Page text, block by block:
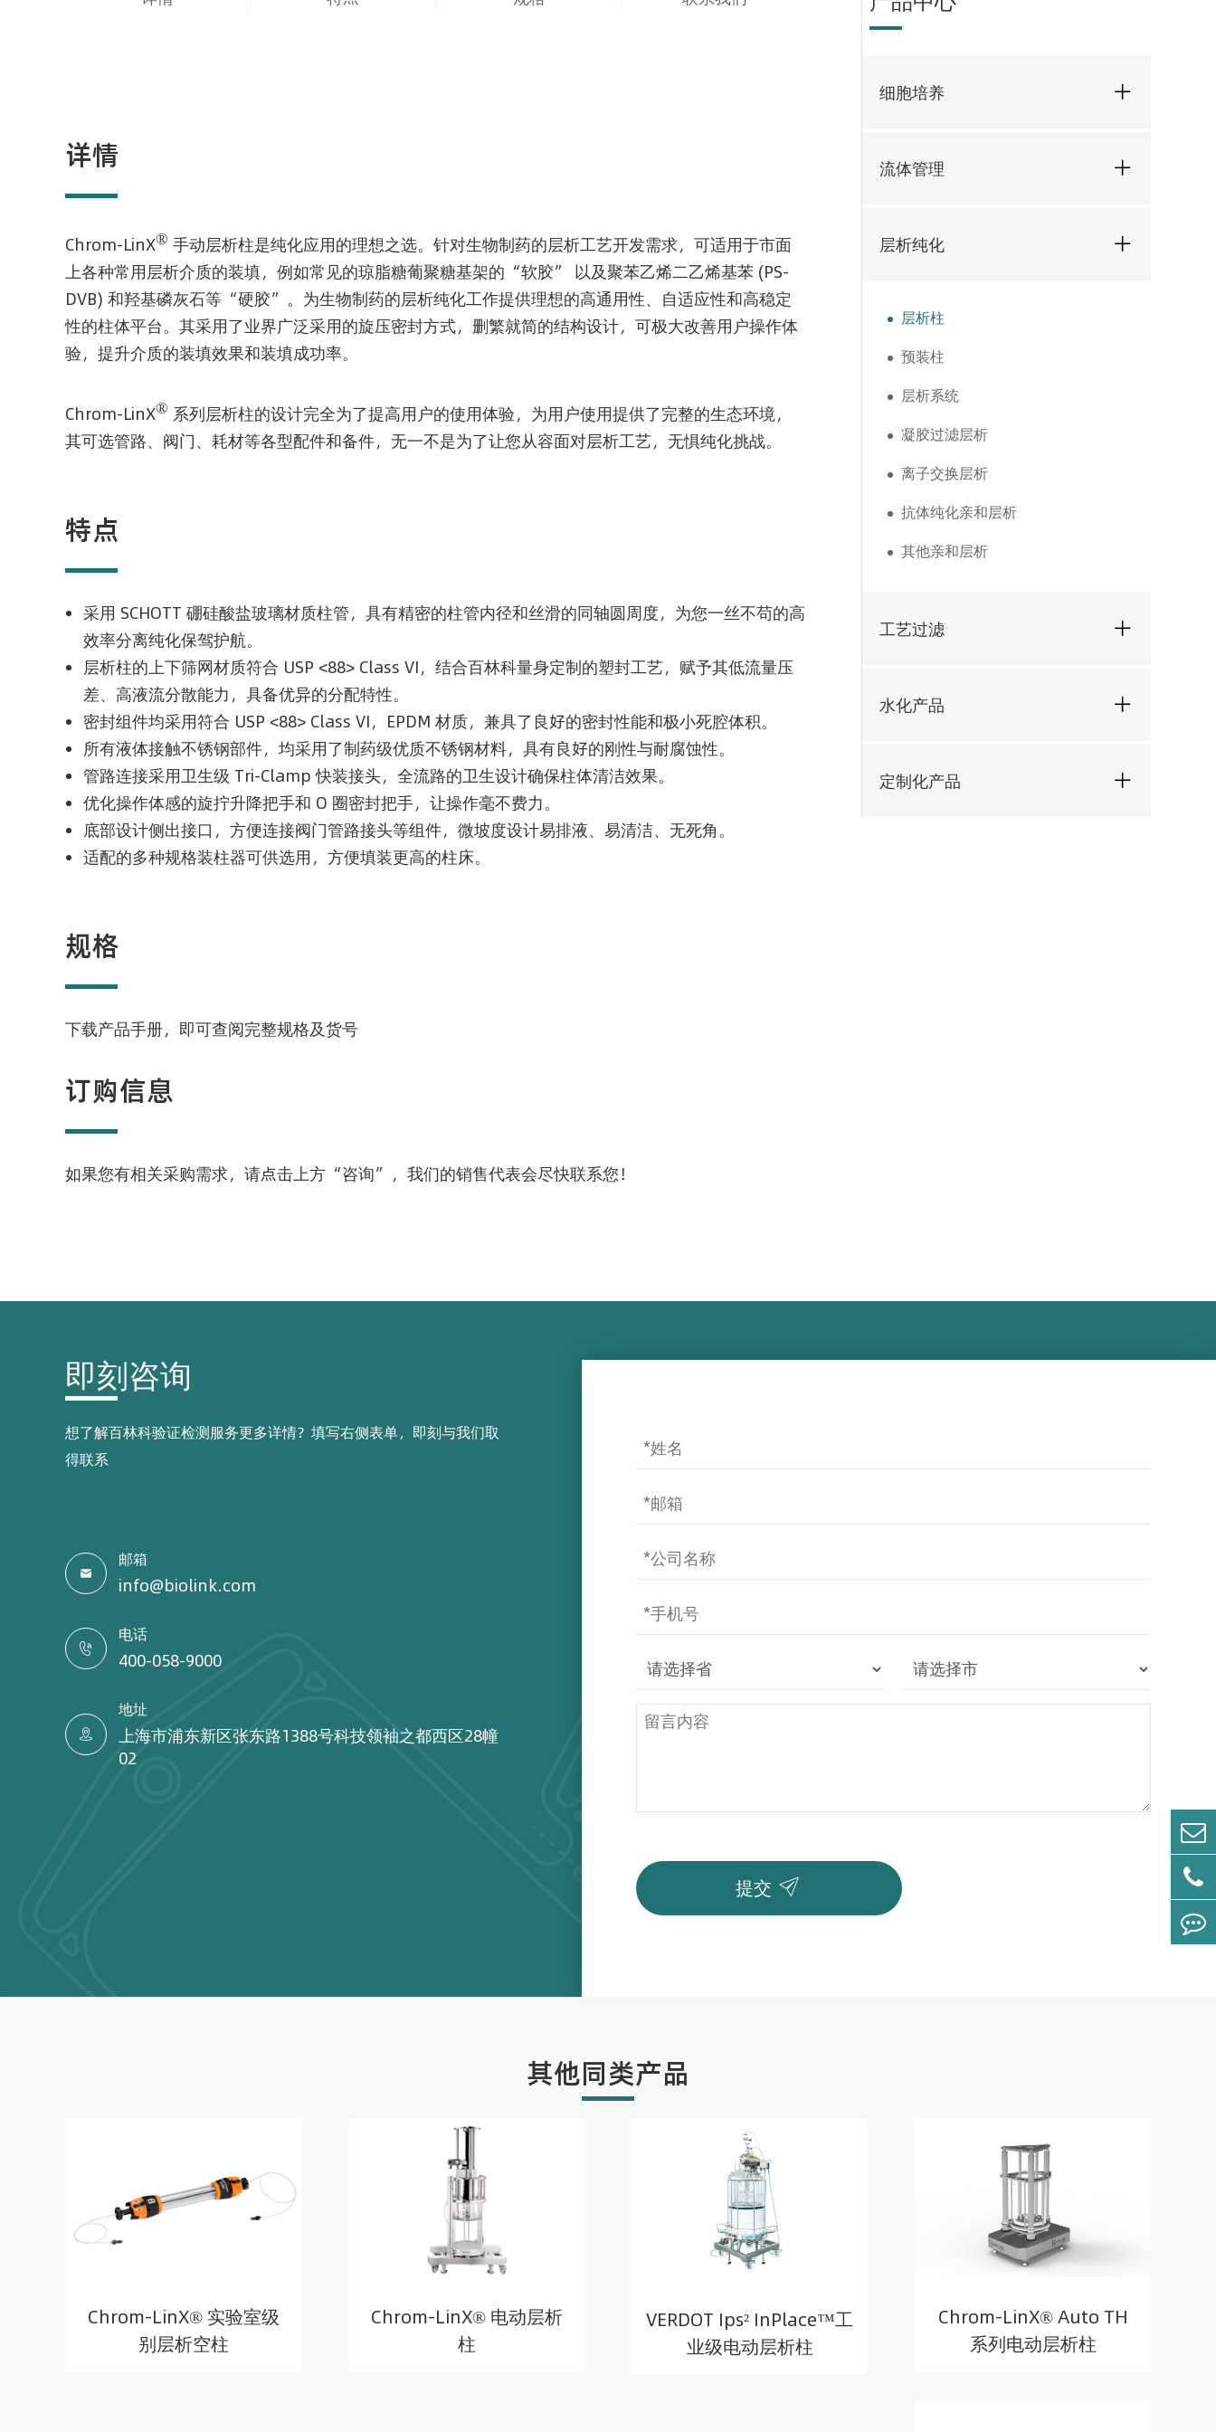
详情
Chrom-LinX® 手动层析柱是纯化应用的理想之选。针对生物制药的层析工艺开发需求，可适用于市面
上各种常用层析介质的装填，例如常见的琼脂糖葡聚糖基架的“软胶” 以及聚苯乙烯二乙烯基苯 (PS-
DVB) 和羟基磷灰石等“硬胶”。为生物制药的层析纯化工作提供理想的高通用性、自适应性和高稳定
性的柱体平台。其采用了业界广泛采用的旋压密封方式，删繁就简的结构设计，可极大改善用户操作体
验，提升介质的装填效果和装填成功率。
Chrom-LinX® 系列层析柱的设计完全为了提高用户的使用体验，为用户使用提供了完整的生态环境，
其可选管路、阀门、耗材等各型配件和备件，无一不是为了让您从容面对层析工艺，无惧纯化挑战。
特点
采用 SCHOTT 硼硅酸盐玻璃材质柱管，具有精密的柱管内径和丝滑的同轴圆周度，为您一丝不苟的高
效率分离纯化保驾护航。
层析柱的上下筛网材质符合 USP <88> Class VI，结合百林科量身定制的塑封工艺，赋予其低流量压
差、高液流分散能力，具备优异的分配特性。
密封组件均采用符合 USP <88> Class VI，EPDM 材质，兼具了良好的密封性能和极小死腔体积。
所有液体接触不锈钢部件，均采用了制药级优质不锈钢材料，具有良好的刚性与耐腐蚀性。
管路连接采用卫生级 Tri-Clamp 快装接头，全流路的卫生设计确保柱体清洁效果。
优化操作体感的旋拧升降把手和 O 圈密封把手，让操作毫不费力。
底部设计侧出接口，方便连接阀门管路接头等组件，微坡度设计易排液、易清洁、无死角。
适配的多种规格装柱器可供选用，方便填装更高的柱床。
规格
下载产品手册，即可查阅完整规格及货号
订购信息
如果您有相关采购需求，请点击上方“咨询”，我们的销售代表会尽快联系您！
细胞培养
流体管理
层析纯化
层析柱
预装柱
层析系统
凝胶过滤层析
离子交换层析
抗体纯化亲和层析
其他亲和层析
工艺过滤
水化产品
定制化产品
即刻咨询
想了解百林科验证检测服务更多详情？填写右侧表单，即刻与我们取
得联系

邮箱
info@biolink.com

电话
400-058-9000

地址
上海市浦东新区张东路1388号科技领袖之都西区28幢
02
提交 
其他同类产品
Chrom-LinX® 实验室级
别层析空柱
Chrom-LinX® 电动层析
柱
VERDOT Ips² InPlace™工
业级电动层析柱
Chrom-LinX® Auto TH
系列电动层析柱